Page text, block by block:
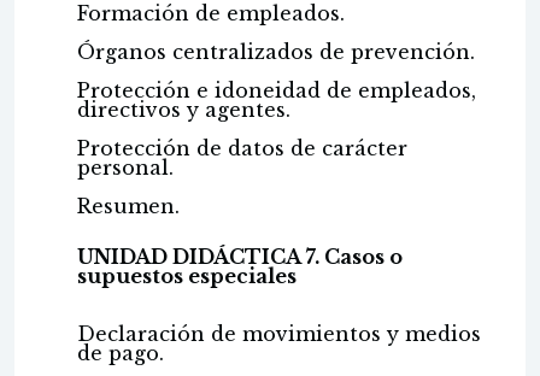
Formación de empleados.
Órganos centralizados de prevención.
Protección e idoneidad de empleados,
directivos y agentes.
Protección de datos de carácter
personal.
Resumen.
UNIDAD DIDÁCTICA 7. Casos o
supuestos especiales
Declaración de movimientos y medios
de pago.